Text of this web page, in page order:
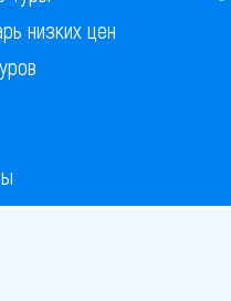
низких цен
программа